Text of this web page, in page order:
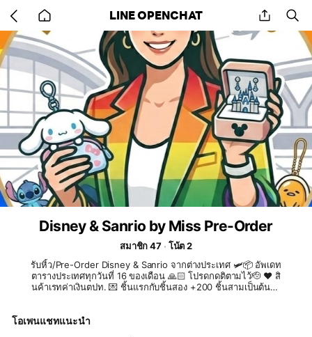
back
home
LINE OPENCHAT share
Disney & Sanrio by Miss Pre-Order
สมาชิก 47
โน้ต 2
รับหิ้ว/Pre-Order Disney & Sanrio จากต่างประเทศ 🛩️📦 อัพเดท
ตารางประเทศทุกวันที่ 16 ของเดือน 🙏🏻 โปรดกดติตามไว้🫡 ❤️ สิ
นค้าเรทค่าเงินตปท. 💌 ชิ้นแรกกับชิ้นสอง +200 ชิ้นสามเป็นต้นไป
โอเพนแชทแนะนำ